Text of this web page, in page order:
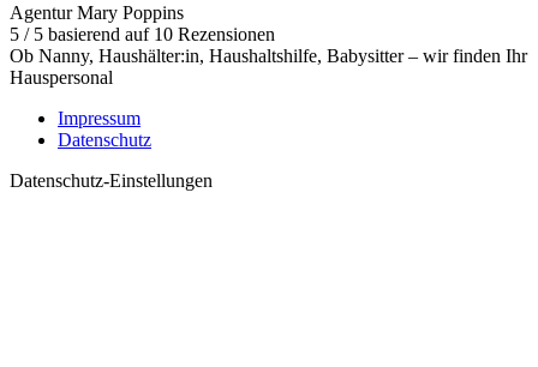
Agentur Mary Poppins
5 / 5 basierend auf 10 Rezensionen
Ob Nanny, Haushälter:in, Haushaltshilfe, Babysitter – wir finden Ihr
Hauspersonal
Impressum
Datenschutz
Datenschutz-Einstellungen